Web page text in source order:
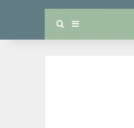
إضافة عمود جانبي